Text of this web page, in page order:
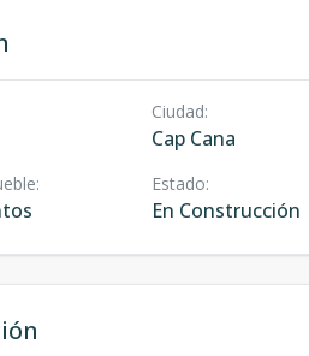
Ciudad:
Cap Cana
: Estado:
En Construcción